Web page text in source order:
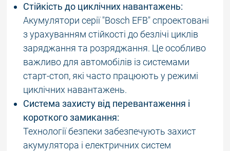
Стійкість до циклічних навантажень:
Акумулятори серії "Bosch EFB" спроектовані
з урахуванням стійкості до безлічі циклів
заряджання та розряджання. Це особливо
важливо для автомобілів із системами
старт-стоп, які часто працюють у режимі
циклічних навантажень.
Система захисту від перевантаження і
короткого замикання:
Технології безпеки забезпечують захист
акумулятора і електричних систем